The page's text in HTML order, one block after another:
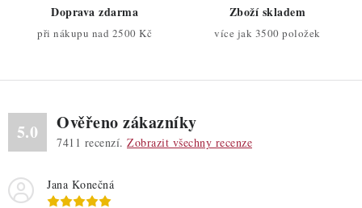
v
ý
i
s
u
Doprava zdarma
při nákupu nad 2500 Kč
Zboží skladem
více jak 3500 položek
5.0 Ověřeno zákazníky
7411 recenzí. Zobrazit všechny recenze
Jana Konečná